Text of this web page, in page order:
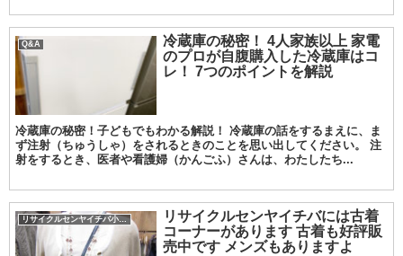
Q&A
冷蔵庫の秘密！ 4人家族以上 家電
のプロが自腹購入した冷蔵庫はコ
レ！ 7つのポイントを解説
冷蔵庫の秘密！子どもでもわかる解説！ 冷蔵庫の話をするまえに、ま
ず注射（ちゅうしゃ）をされるときのことを思い出してください。 注
射をするとき、医者や看護婦（かんごふ）さんは、わたしたち...
リサイクルセンヤイチバ小城店
リサイクルセンヤイチバには古着
コーナーがあります 古着も好評販
売中です メンズもありますよ